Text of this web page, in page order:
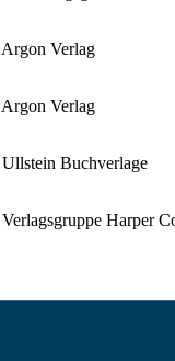
Verlag
Verlag
Buchverlage
Harper